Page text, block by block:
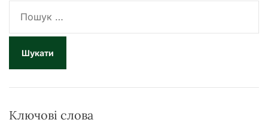
ш
к
Ключові слова